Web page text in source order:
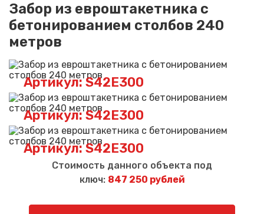
Забор из евроштакетника с
бетонированием столбов 240
метров
Артикул: S42E300
Артикул: S42E300
Артикул: S42E300
Стоимость данного объекта под
ключ: 847 250 рублей